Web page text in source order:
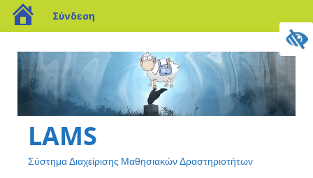
Σύνδεση
LAMS
Σύστημα Διαχείρισης Μαθησιακών Δραστηριοτήτων